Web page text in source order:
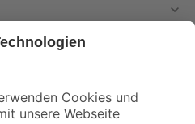
und Aktionen mehr verpassen!